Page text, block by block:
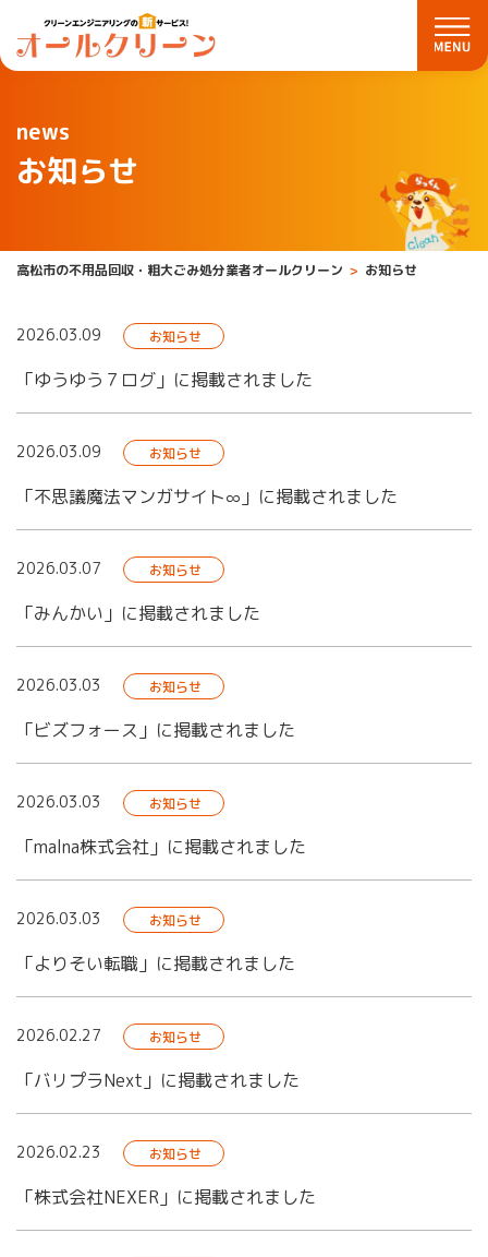
news
お知らせ
高松市の不用品回収・粗大ごみ処分業者オールクリーン お知らせ
2026.03.09 お知らせ
「ゆうゆう７ログ」に掲載されました
2026.03.09 お知らせ
「不思議魔法マンガサイト∞」に掲載されました
2026.03.07 お知らせ
「みんかい」に掲載されました
2026.03.03 お知らせ
「ビズフォース」に掲載されました
2026.03.03 お知らせ
「malna株式会社」に掲載されました
2026.03.03 お知らせ
「よりそい転職」に掲載されました
2026.02.27 お知らせ
「バリプラNext」に掲載されました
2026.02.23 お知らせ
「株式会社NEXER」に掲載されました